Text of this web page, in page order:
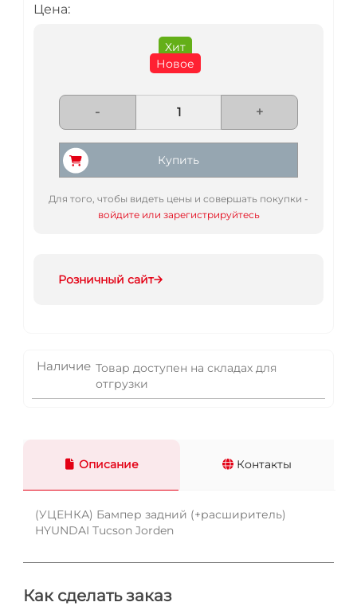
Цена:
Хит
Новое
- +
Купить
Для того, чтобы видеть цены и совершать покупки -
войдите или зарегистрируйтесь
Розничный сайт
Наличие Товар доступен на складах для
отгрузки
Описание Контакты
(УЦЕНКА) Бампер задний (+расширитель)
HYUNDAI Tucson Jorden
Как сделать заказ